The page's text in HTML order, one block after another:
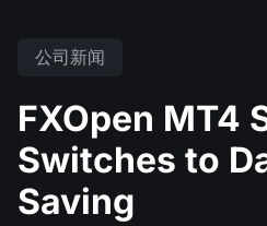
外汇模拟账户
佣金和库存费
付款
存款与取款
PAMM
外汇
指数
交易平台
TickTrader
FXOpen App
公司新闻
FXOpen MT4
Switches to
Saving